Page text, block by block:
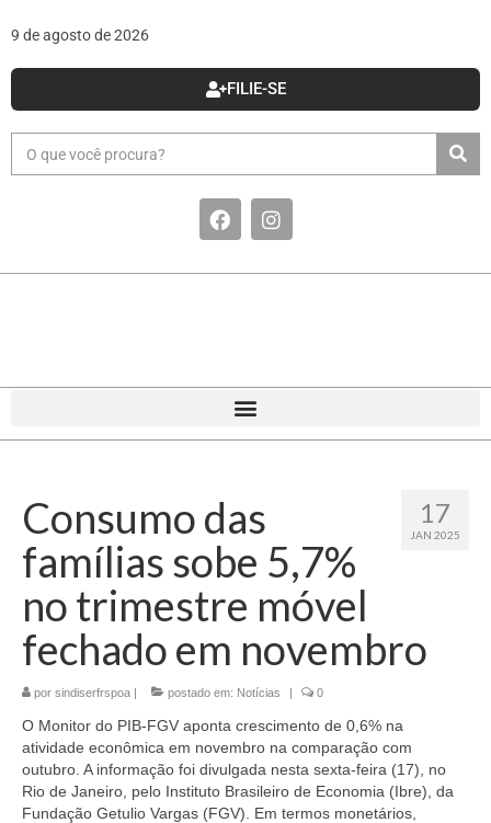
9 de agosto de 2026
FILIE-SE
17
JAN 2025
Consumo das
famílias sobe 5,7%
no trimestre móvel
fechado em novembro
por sindiserfrspoa | postado em: Notícias | 0
O Monitor do PIB-FGV aponta crescimento de 0,6% na
atividade econômica em novembro na comparação com
outubro. A informação foi divulgada nesta sexta-feira (17), no
Rio de Janeiro, pelo Instituto Brasileiro de Economia (Ibre), da
Fundação Getulio Vargas (FGV). Em termos monetários,